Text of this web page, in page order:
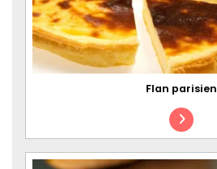
Flan parisien